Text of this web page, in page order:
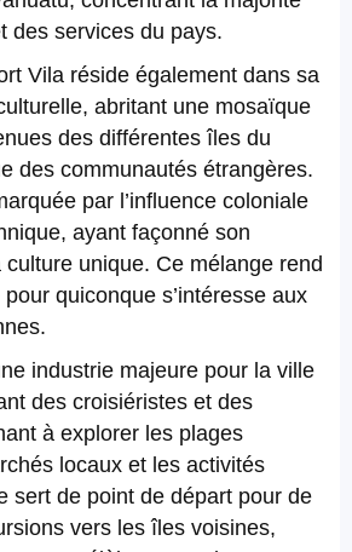
des services du pays.
Vila réside également dans sa
abritant une mosaïque
des différentes îles du
des communautés étrangères.
par l’influence coloniale
ayant façonné son
unique. Ce mélange rend
quiconque s’intéresse aux
industrie majeure pour la ville
des croisiéristes et des
à explorer les plages
locaux et les activités
sert de point de départ pour de
vers les îles voisines,